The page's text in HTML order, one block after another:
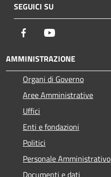
SEGUICI SU
Facebook
AMMINISTRAZIONE
Organi di Governo
Aree Amministrative
Uffici
Enti e fondazioni
Politici
Personale Amministrativo